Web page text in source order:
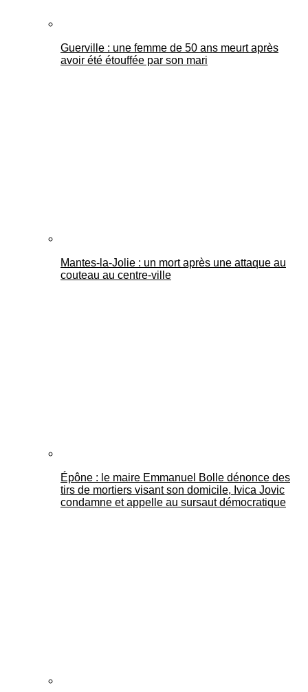
Guerville : une femme de 50 ans meurt après
avoir été étouffée par son mari
Mantes-la-Jolie : un mort après une attaque au
couteau au centre-ville
Épône : le maire Emmanuel Bolle dénonce des
tirs de mortiers visant son domicile, Ivica Jovic
condamne et appelle au sursaut démocratique